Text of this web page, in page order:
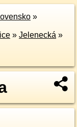
»
» Jelenecká »